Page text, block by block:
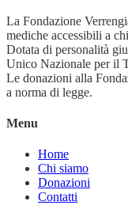
La Fondazione
mediche accessibili a
Dotata di personalità
Unico Nazionale per il
Le donazioni alla
a norma di legge.
Menu
Home
Chi siamo
Donazioni
Contatti